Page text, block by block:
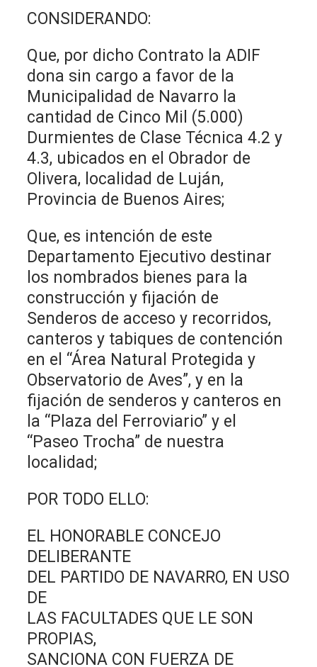
CONSIDERANDO:
Que, por dicho Contrato la ADIF
dona sin cargo a favor de la
Municipalidad de Navarro la
cantidad de Cinco Mil (5.000)
Durmientes de Clase Técnica 4.2 y
4.3, ubicados en el Obrador de
Olivera, localidad de Luján,
Provincia de Buenos Aires;
Que, es intención de este
Departamento Ejecutivo destinar
los nombrados bienes para la
construcción y fijación de
Senderos de acceso y recorridos,
canteros y tabiques de contención
en el “Área Natural Protegida y
Observatorio de Aves”, y en la
fijación de senderos y canteros en
la “Plaza del Ferroviario” y el
“Paseo Trocha” de nuestra
localidad;
POR TODO ELLO:
EL HONORABLE CONCEJO
DELIBERANTE
DEL PARTIDO DE NAVARRO, EN USO
DE
LAS FACULTADES QUE LE SON
PROPIAS,
SANCIONA CON FUERZA DE